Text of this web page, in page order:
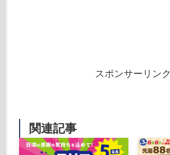
スポンサーリンク
関連記事